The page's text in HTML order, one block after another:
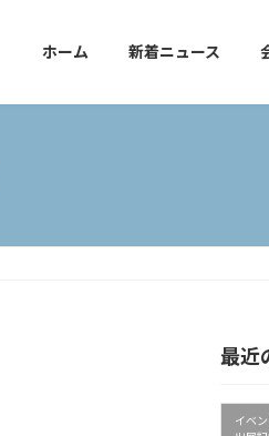
ホーム 新着ニュース
最近
イベ